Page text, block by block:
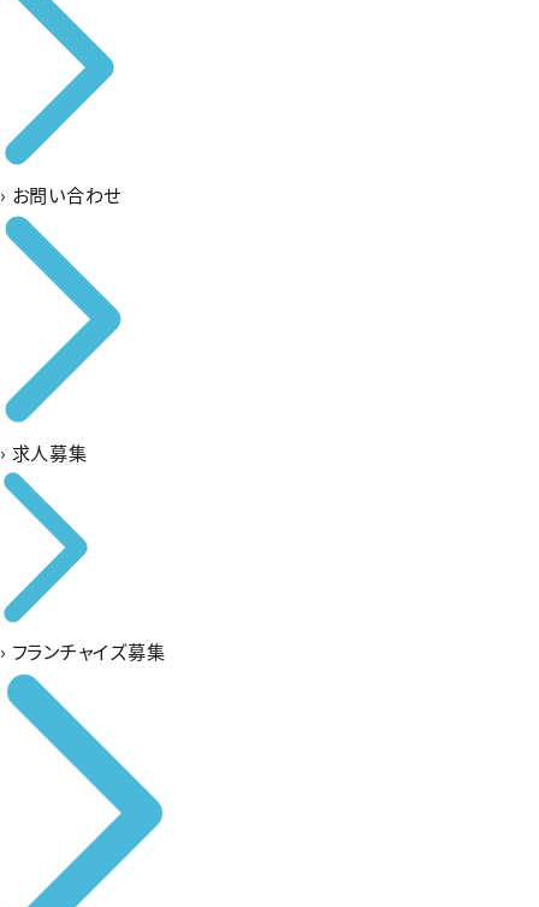
› お問い合わせ
› 求人募集
› フランチャイズ募集